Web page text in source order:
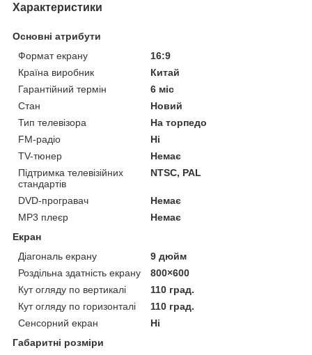
Характеристики
Основні атрибути
Формат екрану
16:9
Країна виробник
Китай
Гарантійний термін
6 міс
Стан
Новий
Тип телевізора
На торпедо
FM-радіо
Ні
TV-тюнер
Немає
Підтримка телевізійних
стандартів
NTSC, PAL
DVD-програвач
Немає
MP3 плеєр
Немає
Екран
Діагональ екрану
9 дюйм
Роздільна здатність екрану
800×600
Кут огляду по вертикалі
110 град.
Кут огляду по горизонталі
110 град.
Сенсорний екран
Ні
Габаритні розміри